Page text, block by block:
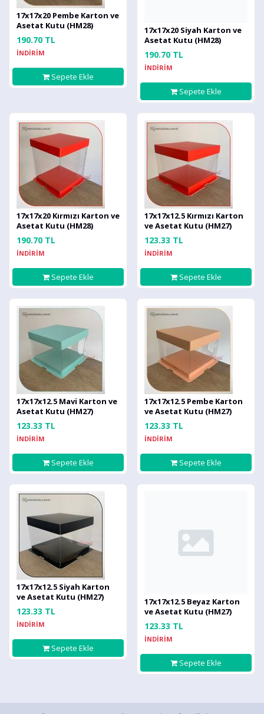
17x17x20 Pembe Karton ve
Asetat Kutu (HM28)
190.70 TL
İNDİRİM
Sepete Ekle
17x17x20 Siyah Karton ve
Asetat Kutu (HM28)
190.70 TL
İNDİRİM
Sepete Ekle
17x17x20 Kırmızı Karton ve
Asetat Kutu (HM28)
190.70 TL
İNDİRİM
Sepete Ekle
17x17x12.5 Kırmızı Karton
ve Asetat Kutu (HM27)
123.33 TL
İNDİRİM
Sepete Ekle
17x17x12.5 Mavi Karton ve
Asetat Kutu (HM27)
123.33 TL
İNDİRİM
Sepete Ekle
17x17x12.5 Pembe Karton
ve Asetat Kutu (HM27)
123.33 TL
İNDİRİM
Sepete Ekle
17x17x12.5 Siyah Karton
ve Asetat Kutu (HM27)
123.33 TL
İNDİRİM
Sepete Ekle
17x17x12.5 Beyaz Karton
ve Asetat Kutu (HM27)
123.33 TL
İNDİRİM
Sepete Ekle